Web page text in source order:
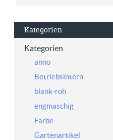
Kategorien
Kategorien
anno
Betriebsintern
blank-roh
engmaschig
Farbe
Gartenartikel